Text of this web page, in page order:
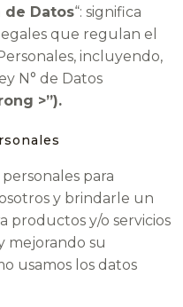
de Datos“: significa
que regulan el
incluyendo,
N° de Datos
>”).
para
y brindarle un
productos y/o servicios
mejorando su
usamos los datos